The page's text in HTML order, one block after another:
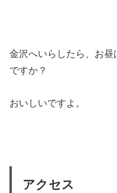
金沢へいらしたら、お
ですか？
おいしいですよ。
アクセス